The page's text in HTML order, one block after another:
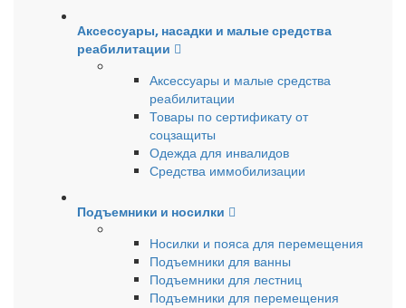
Аксессуары, насадки и малые средства
реабилитации
Аксессуары и малые средства
реабилитации
Товары по сертификату от
соцзащиты
Одежда для инвалидов
Средства иммобилизации
Подъемники и носилки
Носилки и пояса для перемещения
Подъемники для ванны
Подъемники для лестниц
Подъемники для перемещения